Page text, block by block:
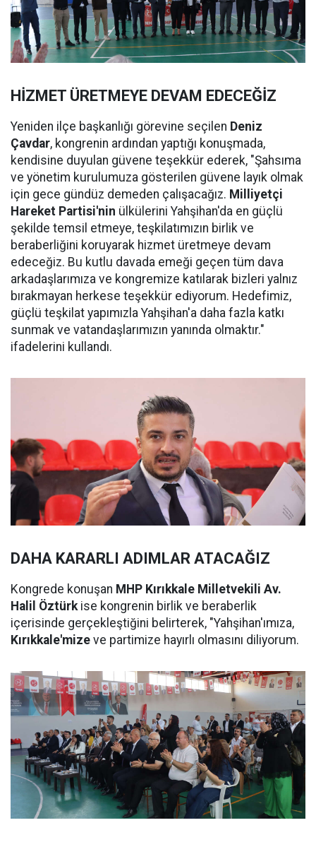
HİZMET ÜRETMEYE DEVAM EDECEĞİZ
Yeniden ilçe başkanlığı görevine seçilen Deniz
Çavdar, kongrenin ardından yaptığı konuşmada,
kendisine duyulan güvene teşekkür ederek, "Şahsıma
ve yönetim kurulumuza gösterilen güvene layık olmak
için gece gündüz demeden çalışacağız. Milliyetçi
Hareket Partisi'nin ülkülerini Yahşihan'da en güçlü
şekilde temsil etmeye, teşkilatımızın birlik ve
beraberliğini koruyarak hizmet üretmeye devam
edeceğiz. Bu kutlu davada emeği geçen tüm dava
arkadaşlarımıza ve kongremize katılarak bizleri yalnız
bırakmayan herkese teşekkür ediyorum. Hedefimiz,
güçlü teşkilat yapımızla Yahşihan'a daha fazla katkı
sunmak ve vatandaşlarımızın yanında olmaktır."
ifadelerini kullandı.
DAHA KARARLI ADIMLAR ATACAĞIZ
Kongrede konuşan MHP Kırıkkale Milletvekili Av.
Halil Öztürkise kongrenin birlik ve beraberlik
içerisinde gerçekleştiğini belirterek, "Yahşihan'ımıza,
Kırıkkale'mize ve partimize hayırlı olmasını diliyorum.